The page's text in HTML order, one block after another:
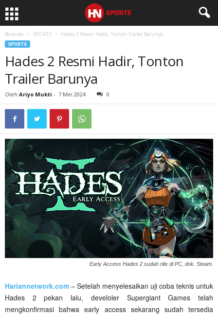
Beranda SPORTS Hades 2 Resmi Hadir, Tonton Trailer Barunya
SPORTS
Hades 2 Resmi Hadir, Tonton
Trailer Barunya
Oleh Ariyo Mukti - 7 Mei 2024 0
Early Access Hades 2 sudah rilis di PC, dok. Steam.
Hariannetwork.com – Setelah menyelesaikan uji coba teknis untuk
Hades 2 pekan lalu, develoler Supergiant Games telah
mengkonfirmasi bahwa early access sekarang sudah tersedia